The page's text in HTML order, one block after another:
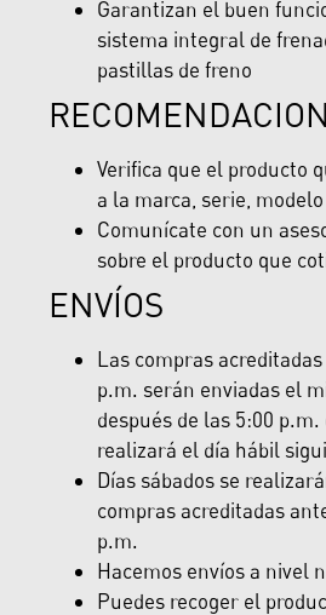
Garantizan el buen
sistema integral de
pastillas de freno
Verifica que el producto
a la marca, serie,
Comunícate con un
sobre el producto que
ENVÍOS
Las compras
p.m. serán enviadas el
después de las 5:00 p.m.
realizará el día hábil
Días sábados se
compras acreditadas
p.m.
Hacemos envíos a nivel
Puedes recoger el